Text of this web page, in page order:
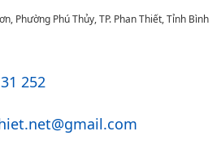
Phường Phú Thủy, TP. Phan Thiết, Tỉnh Bình
252